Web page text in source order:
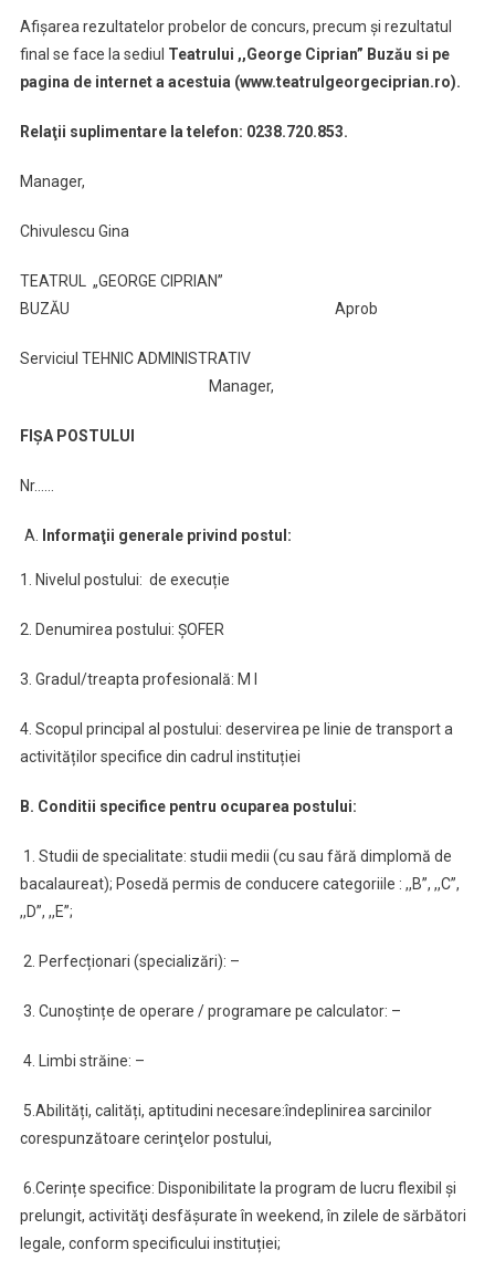
Afişarea rezultatelor probelor de concurs, precum şi rezultatul
final se face la sediul Teatrului ,,George Ciprian” Buzău si pe
pagina de internet a acestuia (www.teatrulgeorgeciprian.ro).
Relaţii suplimentare la telefon: 0238.720.853.
Manager,
Chivulescu Gina
TEATRUL „GEORGE CIPRIAN”
BUZĂU Aprob
Serviciul TEHNIC ADMINISTRATIV
Manager,
FIȘA POSTULUI
Nr……
Informaţii generale privind postul:
1. Nivelul postului: de execuție
2. Denumirea postului: ȘOFER
3. Gradul/treapta profesională: M I
4. Scopul principal al postului: deservirea pe linie de transport a
activităților specifice din cadrul instituției
B. Conditii specifice pentru ocuparea postului:
1. Studii de specialitate: studii medii (cu sau fără dimplomă de
bacalaureat); Posedă permis de conducere categoriile : ,,B”, ,,C”,
,,D”, ,,E”;
2. Perfecționari (specializări): –
3. Cunoștințe de operare / programare pe calculator: –
4. Limbi străine: –
5.Abilități, calități, aptitudini necesare:îndeplinirea sarcinilor
corespunzătoare cerinţelor postului,
6.Cerințe specifice: Disponibilitate la program de lucru flexibil şi
prelungit, activităţi desfăşurate în weekend, în zilele de sărbători
legale, conform specificului instituției;